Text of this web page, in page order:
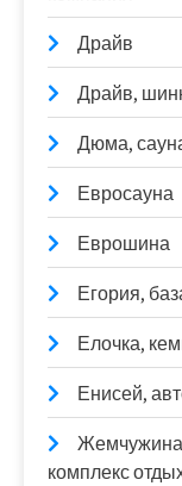
Драйв
Драйв,
Дюма,
Евросауна
Еврошина
Егория,
Елочка,
Енисей,
Жемчужина
комплекс